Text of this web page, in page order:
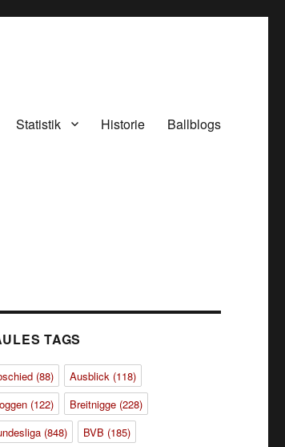
Statistik Historie Ballblogs
TAGS
(88) Ausblick(118)
(122) Breitnigge(228)
(848) BVB (185)